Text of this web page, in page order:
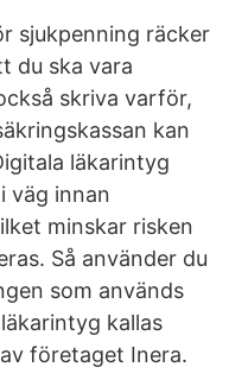
sjukpenning räcker
du ska vara
skriva varför,
kan
läkarintyg
väg innan
minskar risken
Så använder du
som används
kallas
företaget Inera.